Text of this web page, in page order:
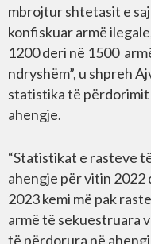
mbrojtur shtetasit e
konfiskuar armë
1200 deri në 1500
ndryshëm”, u shpreh
statistika të
ahengje.
“Statistikat e rasteve
ahengje për vitin 2022
2023 kemi më pak
armë të sekuestruara
të përdorura në